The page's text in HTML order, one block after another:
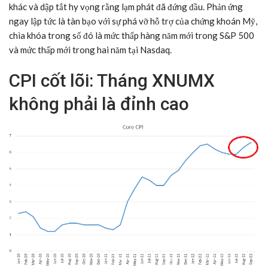
khác và dập tắt hy vọng rằng lạm phát đã đứng đầu. Phản ứng
ngay lập tức là tàn bạo với sự phá vỡ hỗ trợ của chứng khoán Mỹ,
chìa khóa trong số đó là mức thấp hàng năm mới trong S&P 500
và mức thấp mới trong hai năm tại Nasdaq.
CPI cốt lõi: Tháng XNUMX
không phải là đỉnh cao